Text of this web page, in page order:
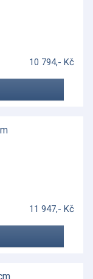
10 794,- Kč
11 947,- Kč